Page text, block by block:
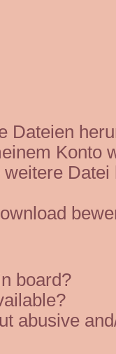
Dateien
Konto
board?
abusive